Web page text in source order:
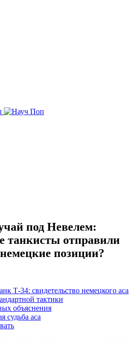
под Невелем:
танкисты отправили
позиции?
Т-34: свидетельство немецкого аса
тактики
объяснения
судьба аса